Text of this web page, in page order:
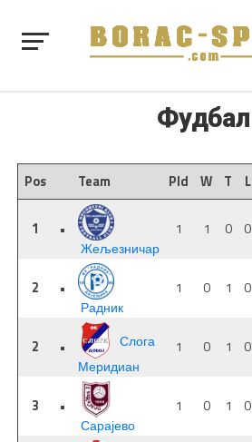
Фудбал
Pos Team Pld W T L
1
•
Жељезничар
1 1 0 0
2
•
Радник
1 0 1 0
2 •
Слога
Меридиан
1 0 1 0
3
•
Сарајево
1 0 1 0